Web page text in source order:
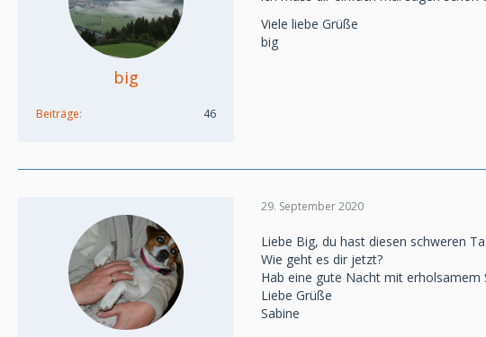
big
Beiträge 46
Viele liebe Grüße
big
29. September 2020
Liebe Big, du hast diesen schweren
Wie geht es dir jetzt?
Hab eine gute Nacht mit erholsamem
Liebe Grüße
Sabine